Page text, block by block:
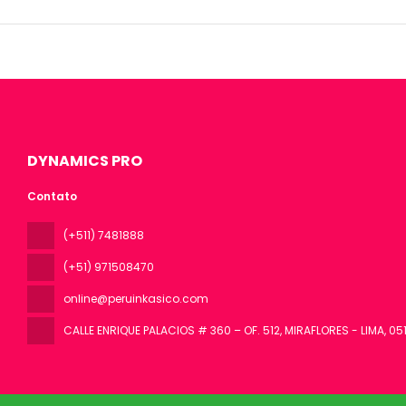
DYNAMICS PRO
Contato
(+511) 7481888
(+51) 971508470
online@peruinkasico.com
CALLE ENRIQUE PALACIOS # 360 – OF. 512, MIRAFLORES - LIMA,